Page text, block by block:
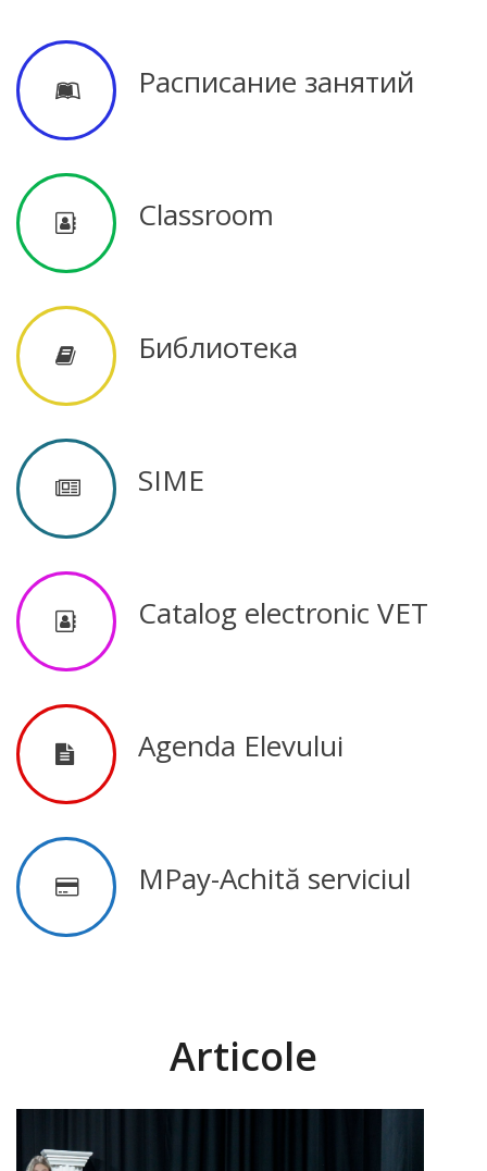
Secții
Secția
didactică
Nr.1
Secția
didactică
Nr.2
Secția
didactică
PRI
Secția
educație
Catedre
specialitate
Nr.1
specialitate
Nr2
Discipline
Discipline
Расписание занятий
Classroom
Библиотека
SIME
Catalog electronic VET
Agenda Elevului
MPay-Achită serviciul
Articole